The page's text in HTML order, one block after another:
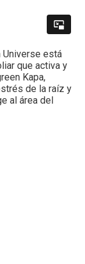
Universe está
que activa y
Kapa,
de la raíz y
al área del